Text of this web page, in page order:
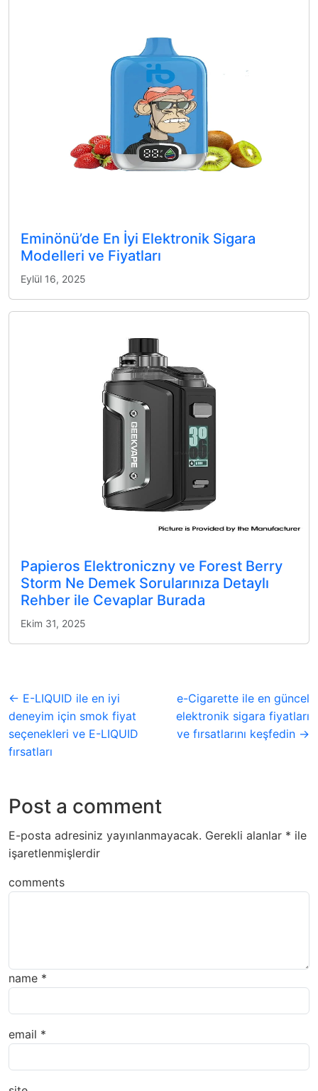
Eminönü’de En İyi Elektronik Sigara
Modelleri ve Fiyatları
Eylül 16, 2025
Papieros Elektroniczny ve Forest Berry
Storm Ne Demek Sorularınıza Detaylı
Rehber ile Cevaplar Burada
Ekim 31, 2025
← E-LIQUID ile en iyi
deneyim için smok fiyat
seçenekleri ve E-LIQUID
fırsatları
e-Cigarette ile en güncel
elektronik sigara fiyatları
ve fırsatlarını keşfedin →
Post a comment
E-posta adresiniz yayınlanmayacak. Gerekli alanlar * ile
işaretlenmişlerdir
comments
name *
email *